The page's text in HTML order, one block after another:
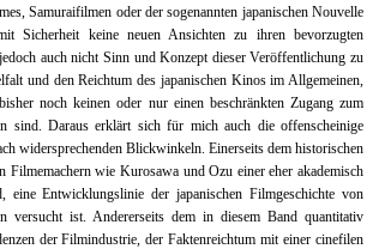
Samuraifilmen oder der sogenannten japanischen Nouvelle
Sicherheit keine neuen Ansichten zu ihren bevorzugten
auch nicht Sinn und Konzept dieser Veröffentlichung zu
und den Reichtum des japanischen Kinos im Allgemeinen,
noch keinen oder nur einen beschränkten Zugang zum
sind. Daraus erklärt sich für mich auch die offenscheinige
widersprechenden Blickwinkeln. Einerseits dem historischen
Filmemachern wie Kurosawa und Ozu einer eher akademisch
eine Entwicklungslinie der japanischen Filmgeschichte von
versucht ist. Andererseits dem in diesem Band quantitativ
der Filmindustrie, der Faktenreichtum mit einer cinefilen